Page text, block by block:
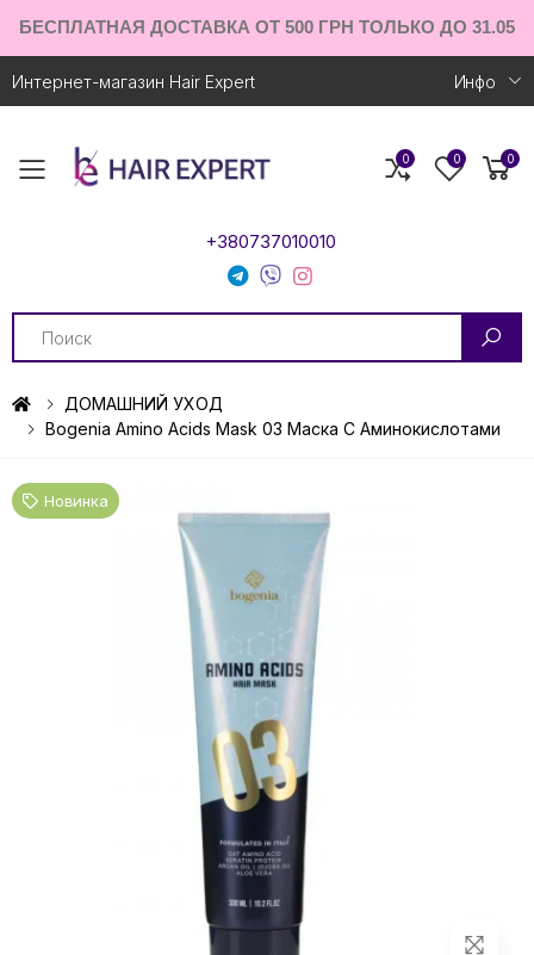
БЕСПЛАТНАЯ ДОСТАВКА ОТ 500 ГРН ТОЛЬКО ДО 31.05
Интернет-магазин Hair Expert Инфо
Toggle mobile menu
+380737010010
Search
0 0 0
ДОМАШНИЙ УХОД
Bogenia Amino Acids Mask 03 Маска С Аминокислотами
Новинка